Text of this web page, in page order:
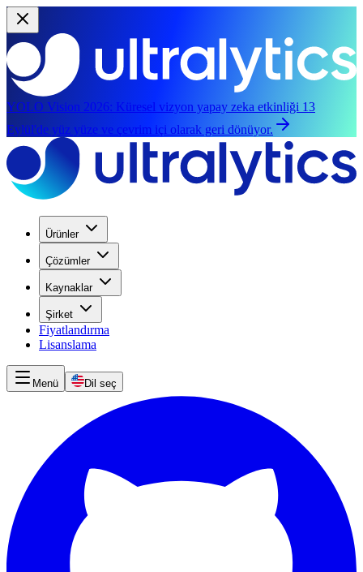
YOLO Vision 2026: Küresel vizyon yapay zeka etkinliği 13
Eylül'de yüz yüze ve çevrim içi olarak geri dönüyor.
Ürünler
Çözümler
Kaynaklar
Şirket
Fiyatlandırma
Lisanslama
Menü Dil seç